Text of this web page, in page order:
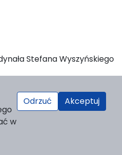
Stefana Wyszyńskiego
PKP
w
Odrzuć Akceptuj